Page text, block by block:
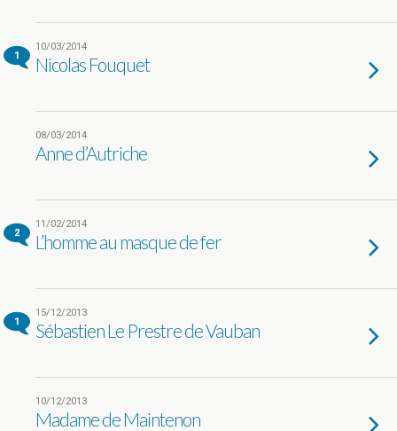
1
10/03/2014
Nicolas Fouquet
08/03/2014
Anne d’Autriche
2
11/02/2014
L’homme au masque de fer
1
15/12/2013
Sébastien Le Prestre de Vauban
10/12/2013
Madame de Maintenon